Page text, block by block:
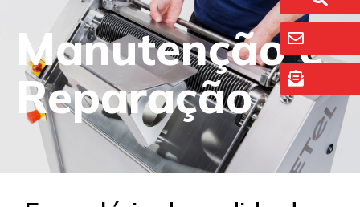
Manutenção e
Reparação